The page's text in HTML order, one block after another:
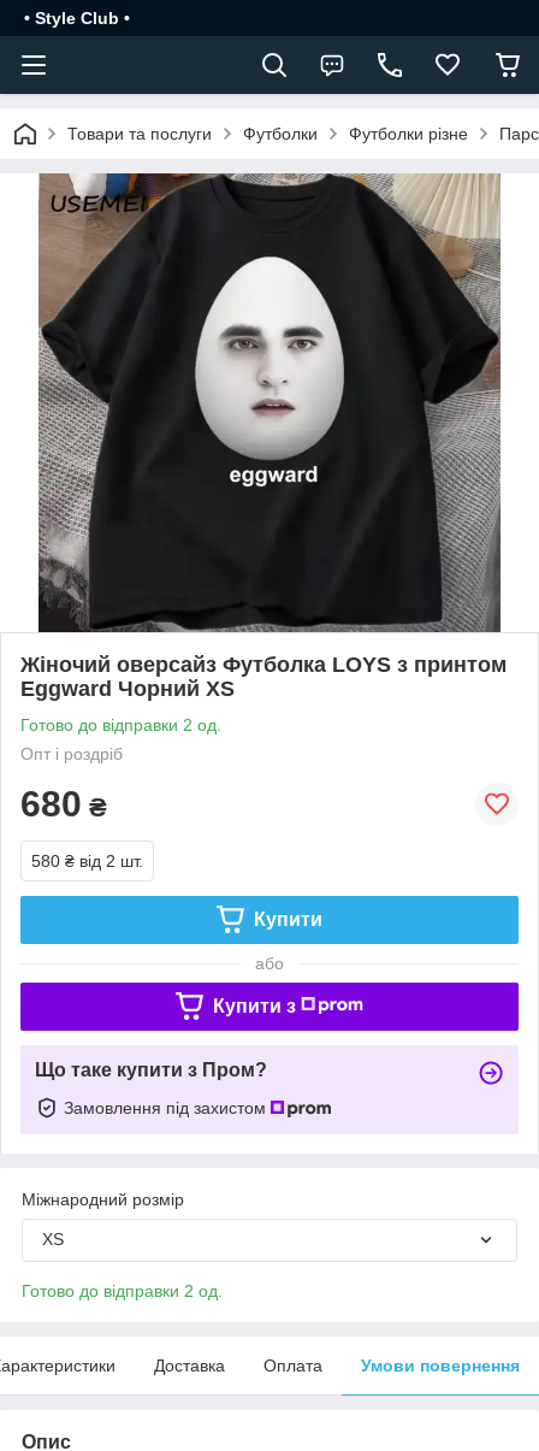
• Style Club •
Товари та послуги Футболки Футболки різне
Жіночий оверсайз Футболка LOYS з принтом
Eggward Чорний XS
Готово до відправки 2 од.
Опт і роздріб
680 ₴
580 ₴ від 2 шт.
Купити
або
Купити з
Що таке купити з Пром?
Замовлення під захистом
Міжнародний розмір
XS
Готово до відправки 2 од.
Доставка Оплата Умови повернення
Опис